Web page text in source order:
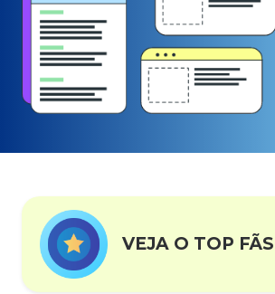
VEJA O TOP FÃS